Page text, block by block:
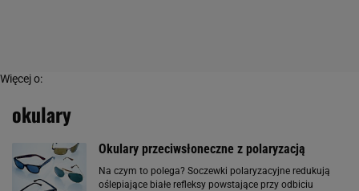
Więcej o:
okulary
Okulary przeciwsłoneczne z polaryzacją
Na czym to polega? Soczewki polaryzacyjne redukują
oślepiające białe refleksy powstające przy odbiciu